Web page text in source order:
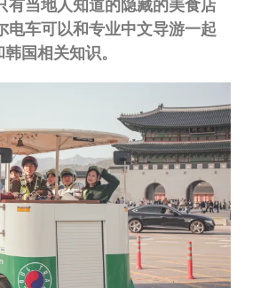
有当地人知道的隐藏的美食店
电车可以和专业中文导游一起
国相关知识。